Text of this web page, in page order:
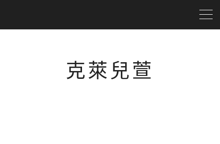
克萊兒萱